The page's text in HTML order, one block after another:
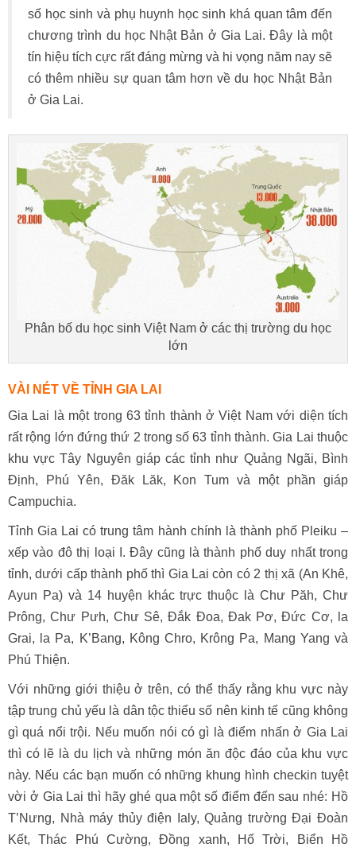
số học sinh và phụ huynh học sinh khá quan tâm đến
chương trình du học Nhật Bản ở Gia Lai. Đây là một
tín hiệu tích cực rất đáng mừng và hi vọng năm nay sẽ
có thêm nhiều sự quan tâm hơn về du học Nhật Bản
ở Gia Lai.
Phân bố du học sinh Việt Nam ở các thị trường du học
lớn
VÀI NÉT VỀ TỈNH GIA LAI
Gia Lai là một trong 63 tỉnh thành ở Việt Nam với diện tích
rất rộng lớn đứng thứ 2 trong số 63 tỉnh thành. Gia Lai thuộc
khu vực Tây Nguyên giáp các tỉnh như Quảng Ngãi, Bình
Định, Phú Yên, Đăk Lăk, Kon Tum và một phần giáp
Campuchia.
Tỉnh Gia Lai có trung tâm hành chính là thành phố Pleiku –
xếp vào đô thị loại I. Đây cũng là thành phố duy nhất trong
tỉnh, dưới cấp thành phố thì Gia Lai còn có 2 thị xã (An Khê,
Ayun Pa) và 14 huyện khác trực thuộc là Chư Păh, Chư
Prông, Chư Pưh, Chư Sê, Đắk Đoa, Đak Pơ, Đức Cơ, la
Grai, la Pa, K’Bang, Kông Chro, Krông Pa, Mang Yang và
Phú Thiện.
Với những giới thiệu ở trên, có thể thấy rằng khu vực này
tập trung chủ yếu là dân tộc thiểu số nên kinh tế cũng không
gì quá nổi trội. Nếu muốn nói có gì là điểm nhấn ở Gia Lai
thì có lẽ là du lịch và những món ăn độc đáo của khu vực
này. Nếu các bạn muốn có những khung hình checkin tuyệt
vời ở Gia Lai thì hãy ghé qua một số điểm đến sau nhé: Hồ
T’Nưng, Nhà máy thủy điện Ialy,Quảng trường Đại Đoàn
Kết,Thác Phú Cường,Đồng xanh, Hố Trời,
Biển Hồ